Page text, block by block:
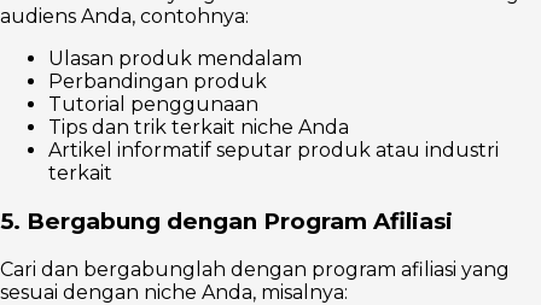
audiens Anda, contohnya:
Ulasan produk mendalam
Perbandingan produk
Tutorial penggunaan
Tips dan trik terkait niche Anda
Artikel informatif seputar produk atau industri
terkait
5. Bergabung dengan Program Afiliasi
Cari dan bergabunglah dengan program afiliasi yang
sesuai dengan niche Anda, misalnya: